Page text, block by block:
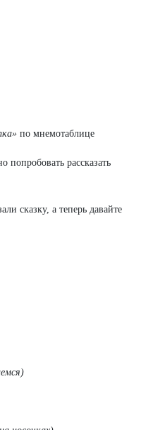
по мнемотаблице
попробовать рассказать
сказку, а теперь давайте